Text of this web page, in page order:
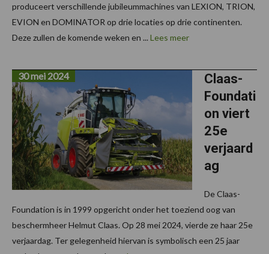
produceert verschillende jubileummachines van LEXION, TRION,
EVION en DOMINATOR op drie locaties op drie continenten.
Deze zullen de komende weken en ... Lees meer
Claas-
Foundati
on viert
25e
verjaard
ag
30 mei 2024
De Claas-
Foundation is in 1999 opgericht onder het toeziend oog van
beschermheer Helmut Claas. Op 28 mei 2024, vierde ze haar 25e
verjaardag. Ter gelegenheid hiervan is symbolisch een 25 jaar